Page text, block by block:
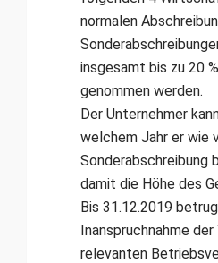
normalen
insgesamt bis zu 20
genommen werden.
Der Unternehmer
welchem Jahr er wie
Sonderabschreibung
damit die Höhe des
Bis 31.12.2019
Inanspruchnahme
relevanten